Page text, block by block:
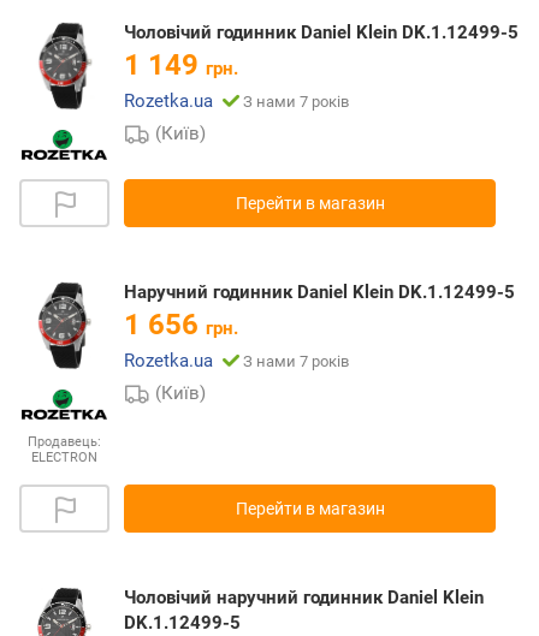
Чоловічий годинник Daniel Klein DK.1.12499-5
1 149 грн.
Rozetka.ua
З нами 7 років
(Київ)
Перейти в магазин
Продавець:
ELECTRON
Наручний годинник Daniel Klein DK.1.12499-5
1 656 грн.
Rozetka.ua
З нами 7 років
(Київ)
Перейти в магазин
Чоловічий наручний годинник Daniel Klein
DK.1.12499-5